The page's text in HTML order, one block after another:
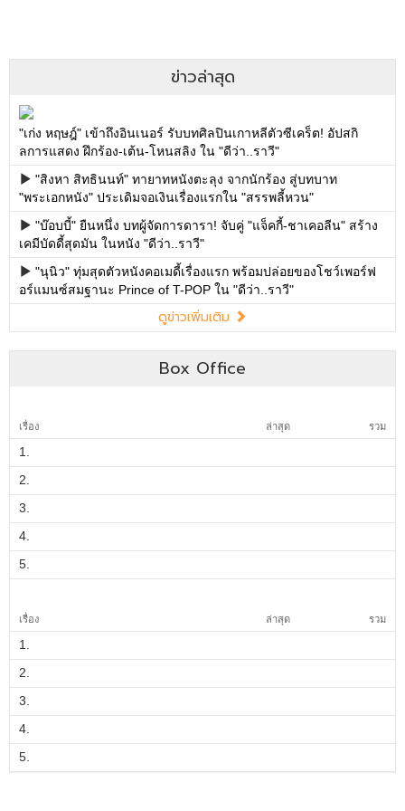
ข่าวล่าสุด
"เก่ง หฤษฎ์" เข้าถึงอินเนอร์ รับบทศิลปินเกาหลีตัวซีเคร็ต! อัปสกิ
ลการแสดง ฝึกร้อง-เต้น-โหนสลิง ใน "ดีว่า..ราวี"
"สิงหา สิทธินนท์" ทายาทหนังตะลุง จากนักร้อง สู่บทบาท
"พระเอกหนัง" ประเดิมจอเงินเรื่องแรกใน "สรรพลี้หวน"
"บ๊อบบี้" ยืนหนึ่ง บทผู้จัดการดารา! จับคู่ "แจ็คกี้-ชาเคอลีน" สร้าง
เคมีบัดดี้สุดมัน ในหนัง "ดีว่า..ราวี"
"นุนิว" ทุ่มสุดตัวหนังคอเมดี้เรื่องแรก พร้อมปล่อยของโชว์เพอร์ฟ
อร์แมนซ์สมฐานะ Prince of T-POP ใน "ดีว่า..ราวี"
ดูข่าวเพิ่มเติม
Box Office
เรื่อง ล่าสุด รวม
1.
2.
3.
4.
5.
เรื่อง ล่าสุด รวม
1.
2.
3.
4.
5.